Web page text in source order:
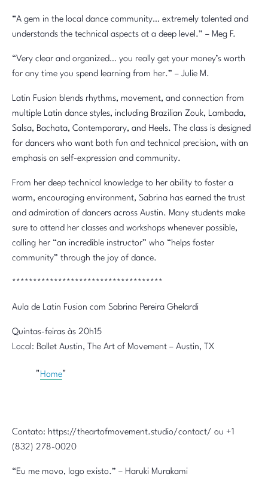
“A gem in the local dance community… extremely talented and
understands the technical aspects at a deep level.” – Meg F.
“Very clear and organized… you really get your money’s worth
for any time you spend learning from her.” – Julie M.
Latin Fusion blends rhythms, movement, and connection from
multiple Latin dance styles, including Brazilian Zouk, Lambada,
Salsa, Bachata, Contemporary, and Heels. The class is designed
for dancers who want both fun and technical precision, with an
emphasis on self-expression and community.
From her deep technical knowledge to her ability to foster a
warm, encouraging environment, Sabrina has earned the trust
and admiration of dancers across Austin. Many students make
sure to attend her classes and workshops whenever possible,
calling her “an incredible instructor” who “helps foster
community” through the joy of dance.
************************************
Aula de Latin Fusion com Sabrina Pereira Ghelardi
Quintas-feiras às 20h15
Local: Ballet Austin, The Art of Movement – Austin, TX
Home
Contato: https://theartofmovement.studio/contact/ ou +1
(832) 278-0020
“Eu me movo, logo existo.” – Haruki Murakami